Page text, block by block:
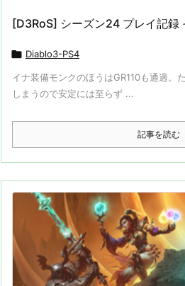
[D3RoS] シーズン24 プレイ記録
 Diablo3-PS4
イナ装備モンクのほうはGR110も通過。
しまうので安定には至らず ...
記事を読む